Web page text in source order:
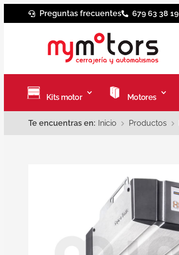
Preguntas frecuentes 679 63 38 19
Kits motor Motores
Te encuentras en: Inicio Productos